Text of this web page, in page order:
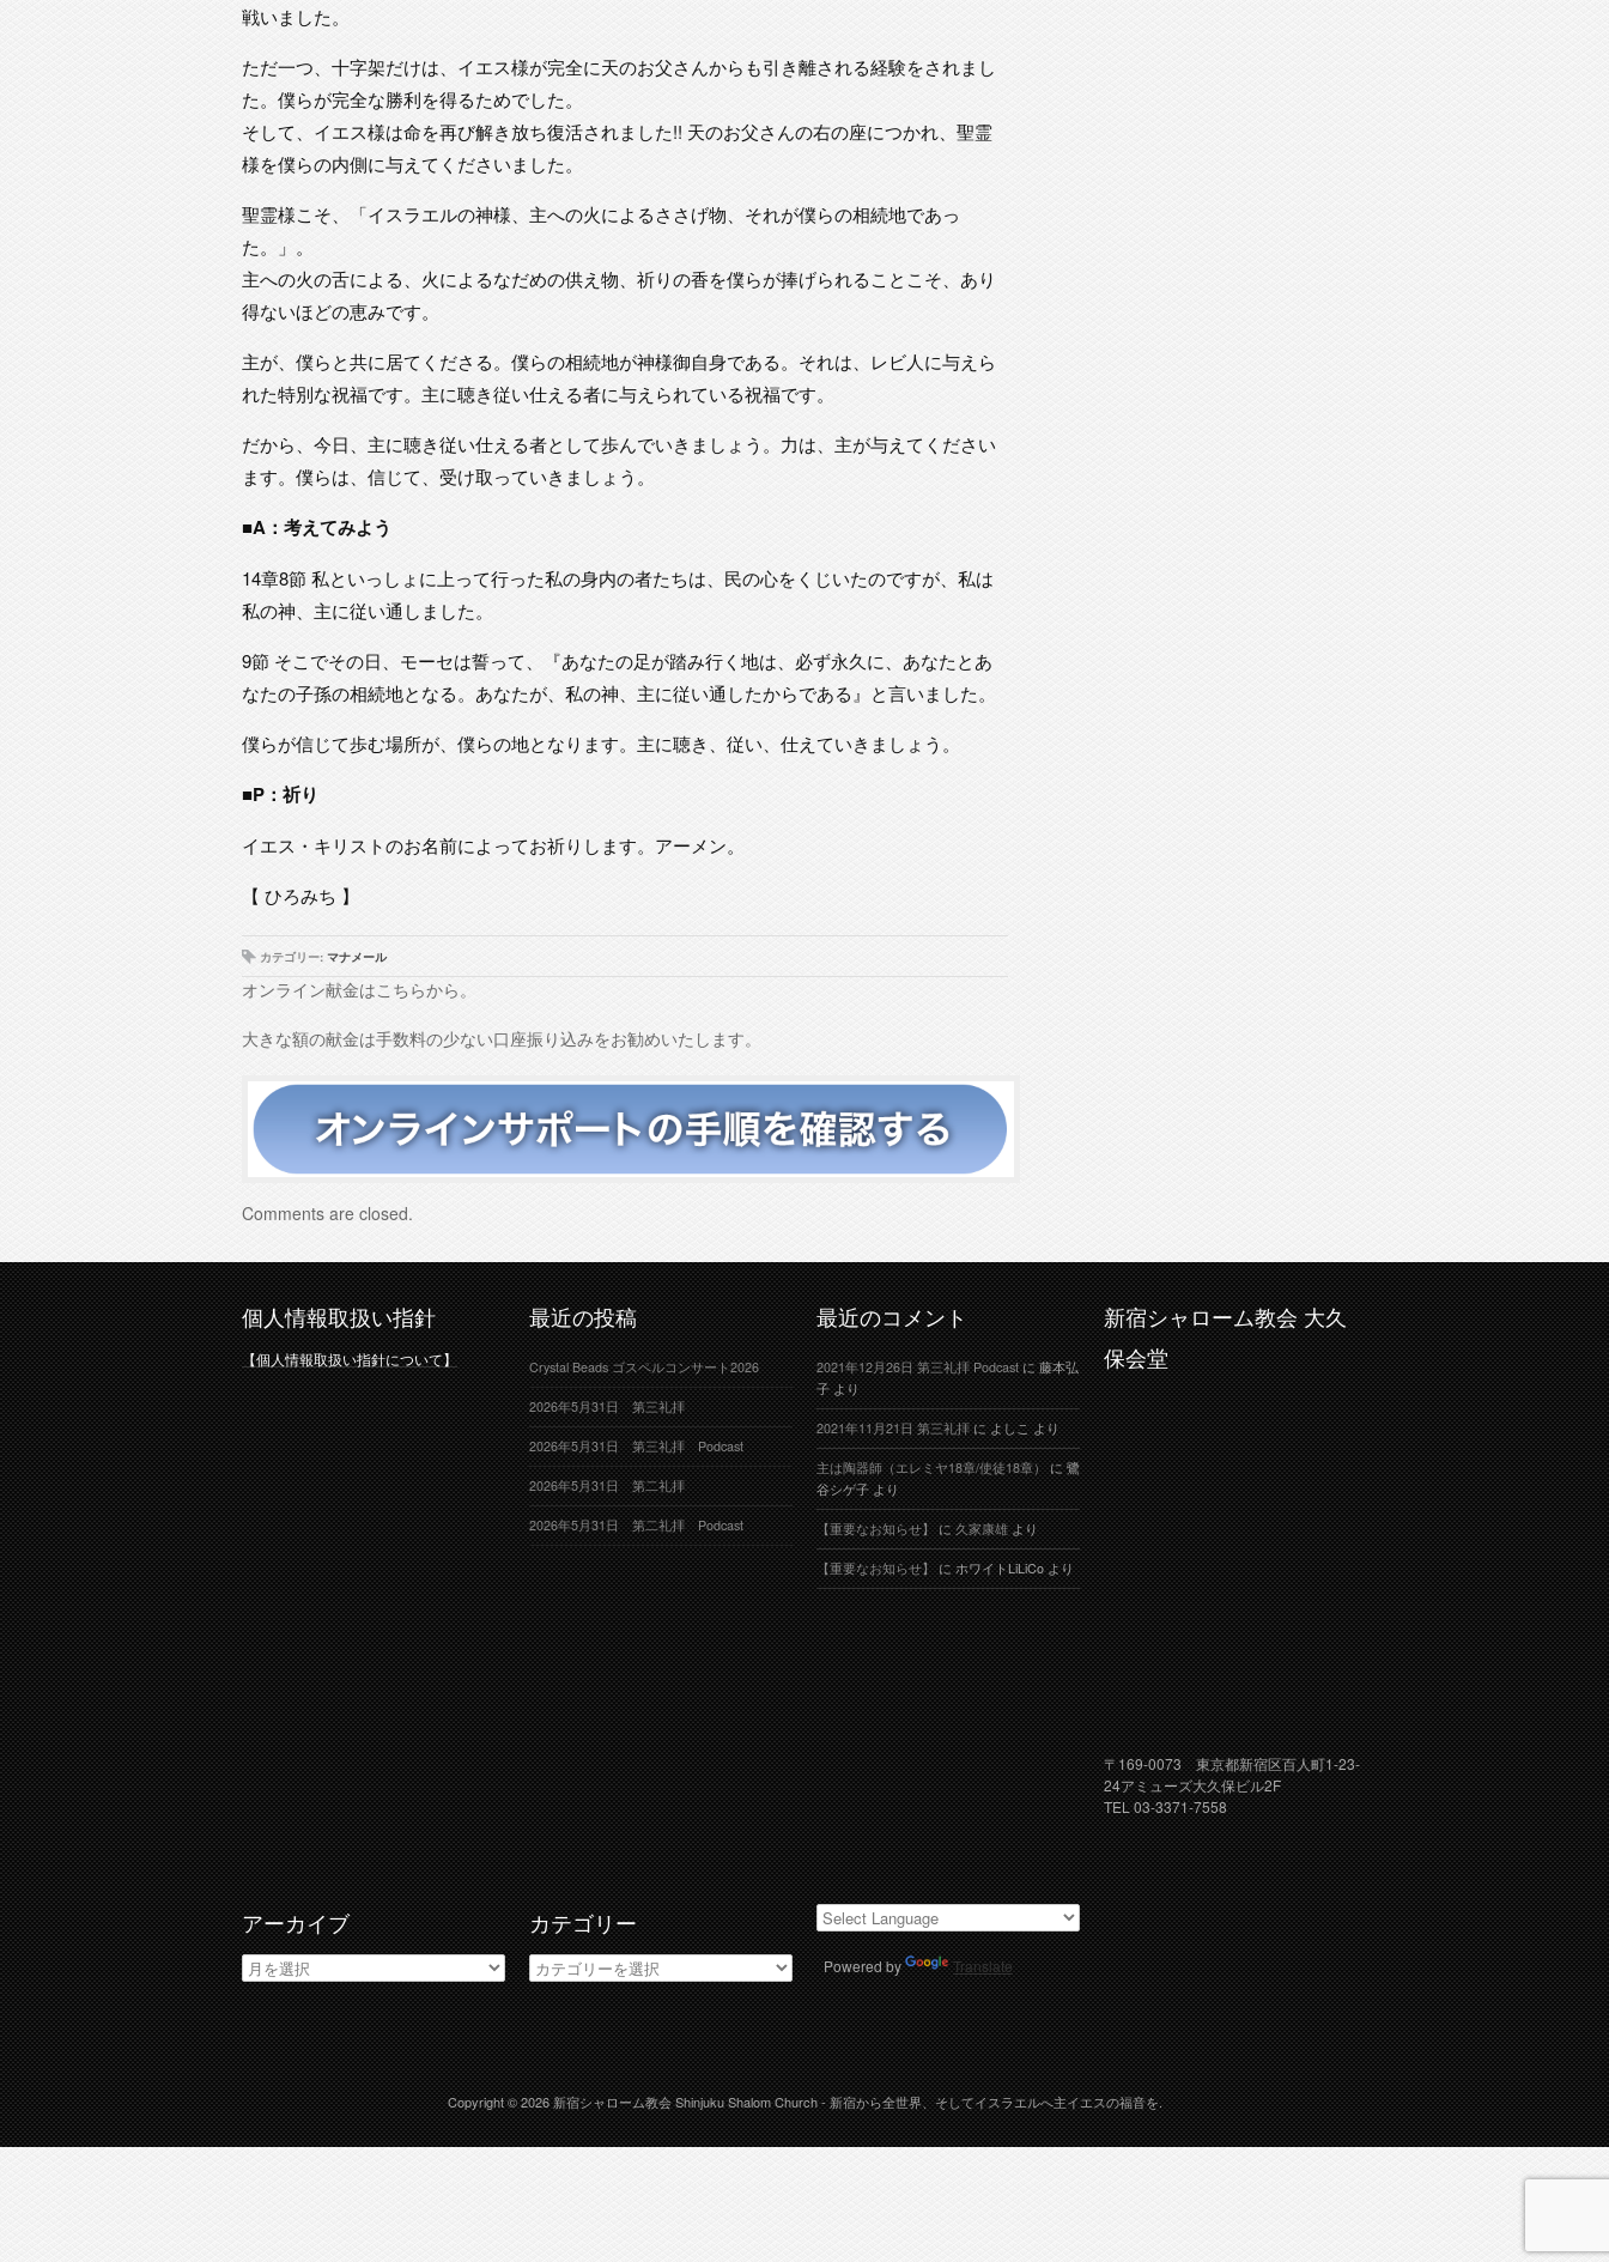
戦いました。
ただ一つ、十字架だけは、イエス様が完全に天のお父さんからも引き離される経験をされまし
た。僕らが完全な勝利を得るためでした。
そして、イエス様は命を再び解き放ち復活されました!! 天のお父さんの右の座につかれ、聖霊
様を僕らの内側に与えてくださいました。
聖霊様こそ、「イスラエルの神様、主への火によるささげ物、それが僕らの相続地であっ
た。」。
主への火の舌による、火によるなだめの供え物、祈りの香を僕らが捧げられることこそ、あり
得ないほどの恵みです。
主が、僕らと共に居てくださる。僕らの相続地が神様御自身である。それは、レビ人に与えら
れた特別な祝福です。主に聴き従い仕える者に与えられている祝福です。
だから、今日、主に聴き従い仕える者として歩んでいきましょう。力は、主が与えてください
ます。僕らは、信じて、受け取っていきましょう。
■A：考えてみよう
14章8節 私といっしょに上って行った私の身内の者たちは、民の心をくじいたのですが、私は
私の神、主に従い通しました。
9節 そこでその日、モーセは誓って、『あなたの足が踏み行く地は、必ず永久に、あなたとあ
なたの子孫の相続地となる。あなたが、私の神、主に従い通したからである』と言いました。
僕らが信じて歩む場所が、僕らの地となります。主に聴き、従い、仕えていきましょう。
■P：祈り
イエス・キリストのお名前によってお祈りします。アーメン。
【 ひろみち 】
カテゴリー: マナメール
オンライン献金はこちらから。
大きな額の献金は手数料の少ない口座振り込みをお勧めいたします。
Comments are closed.
個人情報取扱い指針
【個人情報取扱い指針について】
最近の投稿
Crystal Beads ゴスペルコンサート2026
2026年5月31日 第三礼拝
2026年5月31日 第三礼拝 Podcast
2026年5月31日 第二礼拝
2026年5月31日 第二礼拝 Podcast
最近のコメント
2021年12月26日 第三礼拝 Podcastに藤本弘
子より
2021年11月21日 第三礼拝によしこより
主は陶器師（エレミヤ18章/使徒18章）に鷺
谷シゲ子より
【重要なお知らせ】に久家康雄より
【重要なお知らせ】にホワイトLiLiCoより
新宿シャローム教会 大久
保会堂
〒169-0073 東京都新宿区百人町1-23-
24アミューズ大久保ビル2F
TEL 03-3371-7558
アーカイブ
ア
ー
カ
イ
ブ
カテゴリー
カ
テ
ゴ
リ
ー
Powered by Translate
Copyright © 2026新宿シャローム教会 Shinjuku Shalom Church- 新宿から全世界、そしてイスラエルへ主イエスの福音を.